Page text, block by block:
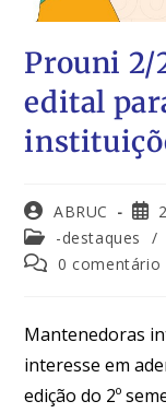
Prouni 2/
edital
ABRUC
-destaques
/
0 comentário
Mantenedoras
interesse em
edição do 2º